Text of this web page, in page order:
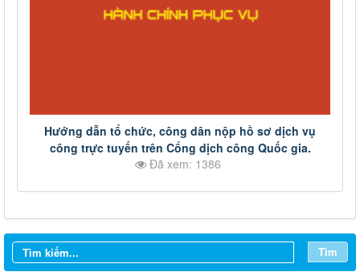
Hướng dẫn tổ chức, công dân nộp hồ sơ dịch vụ
công trực tuyến trên Cổng dịch công Quốc gia.
Đã xem: 1386
Tìm